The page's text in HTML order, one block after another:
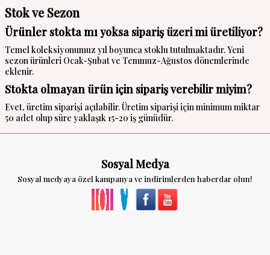
Stok ve Sezon
Ürünler stokta mı yoksa sipariş üzeri mi üretiliyor?
Temel koleksiyonumuz yıl boyunca stoklu tutulmaktadır. Yeni
sezon ürünleri Ocak-Şubat ve Temmuz-Ağustos dönemlerinde
eklenir.
Stokta olmayan ürün için sipariş verebilir miyim?
Evet, üretim siparişi açılabilir. Üretim siparişi için minimum miktar
50 adet olup süre yaklaşık 15-20 iş günüdür.
Sosyal Medya
Sosyal medyaya özel kampanya ve indirimlerden haberdar olun!